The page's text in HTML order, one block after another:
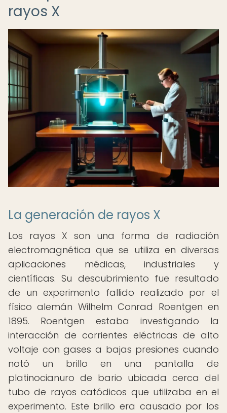
rayos X
La generación de rayos X
Los rayos X son una forma de radiación
electromagnética que se utiliza en diversas
aplicaciones médicas, industriales y
científicas. Su descubrimiento fue resultado
de un experimento fallido realizado por el
físico alemán Wilhelm Conrad Roentgen en
1895. Roentgen estaba investigando la
interacción de corrientes eléctricas de alto
voltaje con gases a bajas presiones cuando
notó un brillo en una pantalla de
platinocianuro de bario ubicada cerca del
tubo de rayos catódicos que utilizaba en el
experimento. Este brillo era causado por los